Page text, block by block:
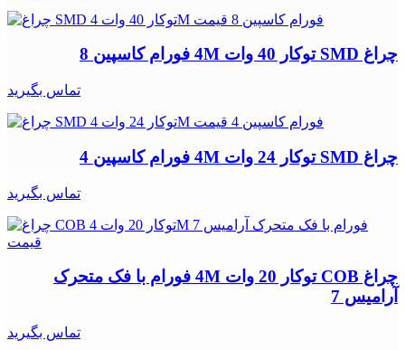
چراغ SMD توکار 40 وات 4M فورام کاسپین 8
تماس بگیرید
چراغ SMD توکار 24 وات 4M فورام کاسپین 4
تماس بگیرید
چراغ COB توکار 20 وات 4M فورام با فک متحرک
آرامیس 7
تماس بگیرید